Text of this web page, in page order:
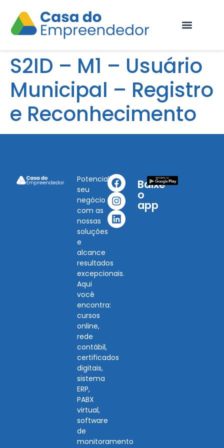
S2ID – M1 – Usuário
Municipal – Registro
e Reconhecimento
Potencialize
seu
negócio
com as
nossas
soluções
e
alcance
resultados
excepcionais.
Aqui
você
encontra:
cursos
online,
rede
contábil,
certificados
digitais,
sistema
ERP,
PABX
virtual,
software
de
monitoramento
Baixe
o
app